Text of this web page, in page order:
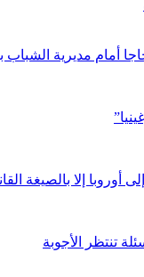
أوروبا إلا بالصيغة
تنتظر الأجوبة